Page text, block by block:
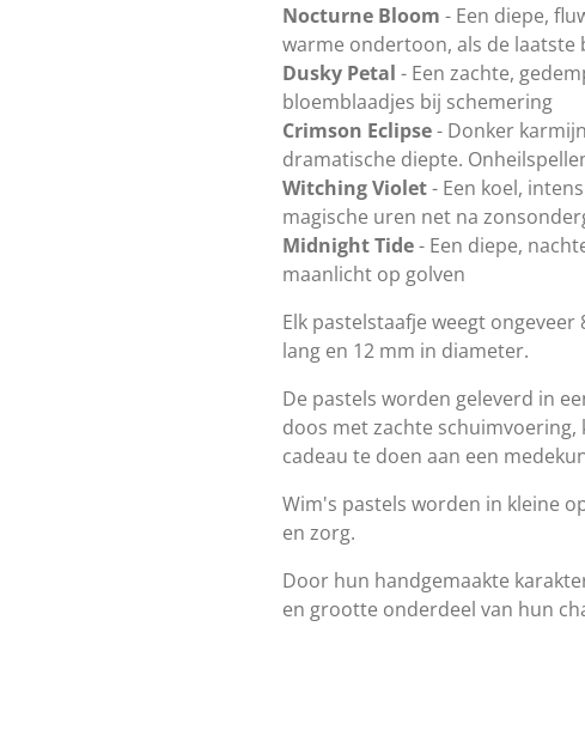
Nocturne Bloom - Een diepe,
warme ondertoon, als de laatste
Dusky Petal - Een zachte,
bloemblaadjes bij schemering
Crimson Eclipse- Donker
dramatische diepte.
Witching Violet- Een koel,
magische uren net na
Midnight Tide- Een diepe,
maanlicht op golven
Elk pastelstaafje weegt ongeveer
lang en 12 mm in diameter.
De pastels worden geleverd in
doos met zachte
cadeau te doen aan een
Wim's pastels worden in kleine
en zorg.
Door hun handgemaakte
en grootte onderdeel van hun